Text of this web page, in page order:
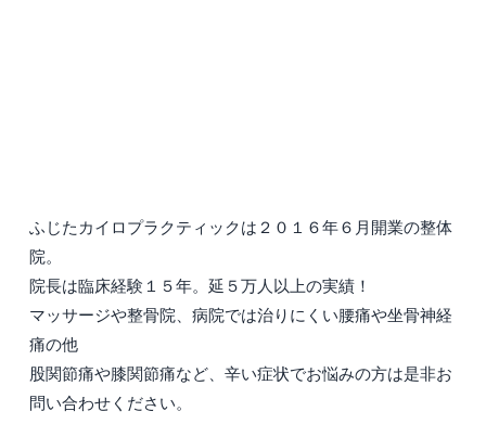
ふじたカイロプラクティックは２０１６年６月開業の整体
院。
院長は臨床経験１５年。延５万人以上の実績！
マッサージや整骨院、病院では治りにくい腰痛や坐骨神経
痛の他
股関節痛や膝関節痛など、辛い症状でお悩みの方は是非お
問い合わせください。